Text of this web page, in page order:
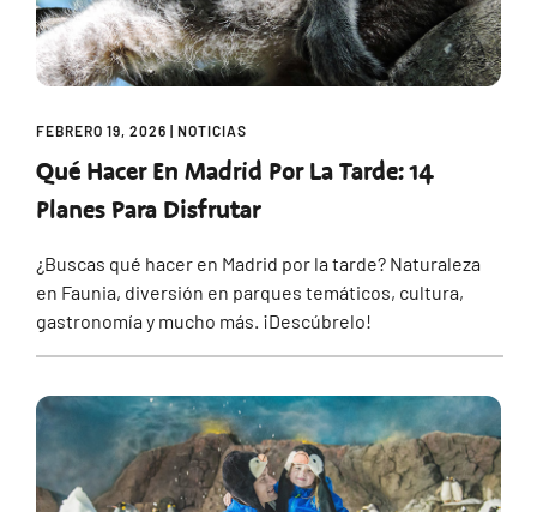
FEBRERO 19, 2026 NOTICIAS
Qué Hacer En Madrid Por La Tarde: 14
Planes Para Disfrutar
¿Buscas qué hacer en Madrid por la tarde? Naturaleza
en Faunia, diversión en parques temáticos, cultura,
gastronomía y mucho más. ¡Descúbrelo!